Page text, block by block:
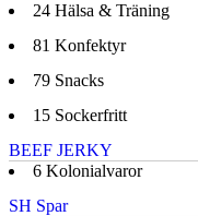
24 Hälsa & Träning
81 Konfektyr
79 Snacks
15 Sockerfritt
BEEF JERKY
6 Kolonialvaror
SH Spar